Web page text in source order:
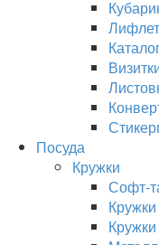
Посуда
Кружки
Софт-